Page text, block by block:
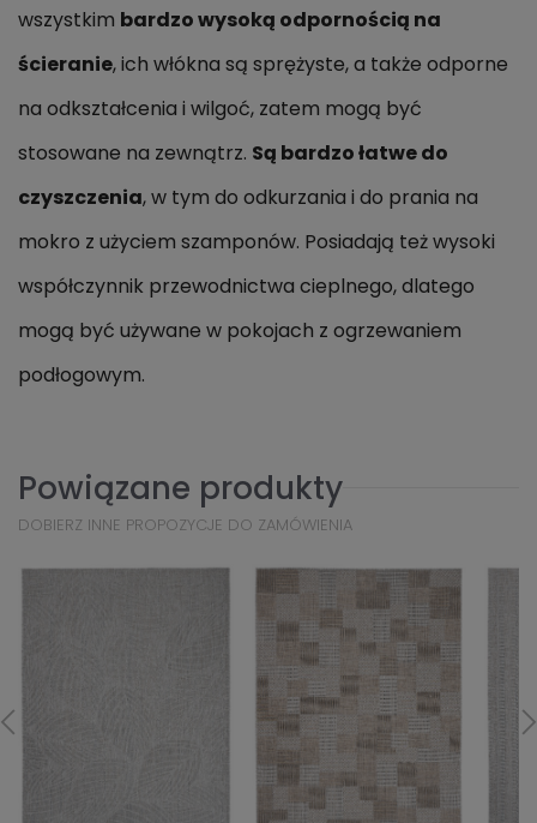
wszystkim bardzo wysoką odpornością na
ścieranie, ich włókna są sprężyste, a także odporne
na odkształcenia i wilgoć, zatem mogą być
stosowane na zewnątrz. Są bardzo łatwe do
czyszczenia, w tym do odkurzania i do prania na
mokro z użyciem szamponów. Posiadają też wysoki
współczynnik przewodnictwa cieplnego, dlatego
mogą być używane w pokojach z ogrzewaniem
podłogowym.
Powiązane produkty
DOBIERZ INNE PROPOZYCJE DO ZAMÓWIENIA